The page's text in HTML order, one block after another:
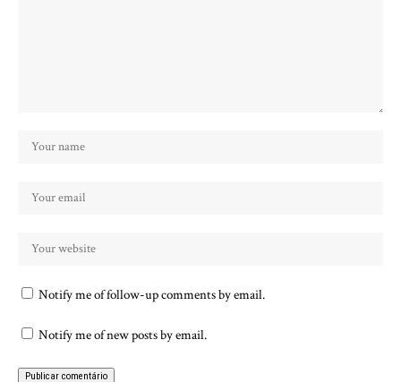
Notify me of follow-up comments by email.
Notify me of new posts by email.